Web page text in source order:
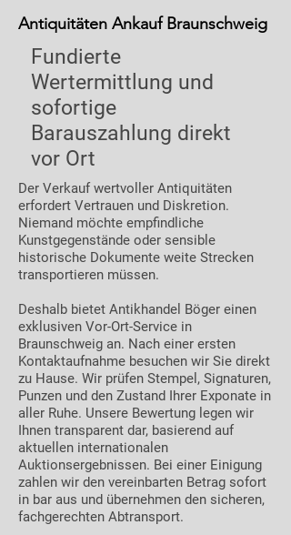
Antiquitäten Ankauf Braunschweig
Fundierte
Wertermittlung und
sofortige
Barauszahlung direkt
vor Ort
Der Verkauf wertvoller Antiquitäten
erfordert Vertrauen und Diskretion.
Niemand möchte empfindliche
Kunstgegenstände oder sensible
historische Dokumente weite Strecken
transportieren müssen.
Deshalb bietet Antikhandel Böger einen
exklusiven Vor-Ort-Service in
Braunschweig an. Nach einer ersten
Kontaktaufnahme besuchen wir Sie direkt
zu Hause. Wir prüfen Stempel, Signaturen,
Punzen und den Zustand Ihrer Exponate in
aller Ruhe. Unsere Bewertung legen wir
Ihnen transparent dar, basierend auf
aktuellen internationalen
Auktionsergebnissen. Bei einer Einigung
zahlen wir den vereinbarten Betrag sofort
in bar aus und übernehmen den sicheren,
fachgerechten Abtransport.